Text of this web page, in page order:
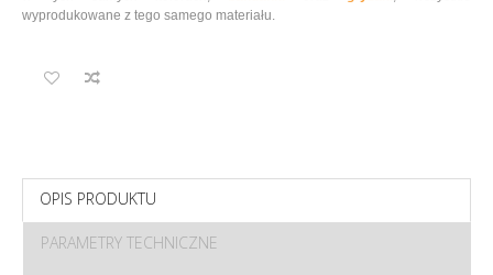
wyprodukowane z tego samego materiału.
OPIS PRODUKTU
PARAMETRY TECHNICZNE